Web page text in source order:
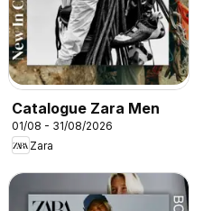
Catalogue Zara Men
01/08 - 31/08/2026
Zara